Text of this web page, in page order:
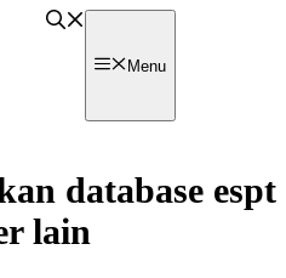
Menu
database espt
lain